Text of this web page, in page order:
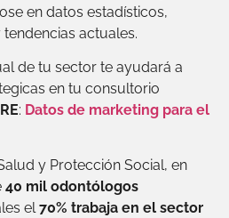
en datos estadísticos,
actuales.
de tu sector te ayudará a
en tu consultorio
: Datos de marketing para el
y Protección Social, en
40 mil odontólogos
el70% trabaja en el sector